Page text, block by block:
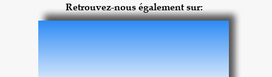
Retrouvez-nous également sur: